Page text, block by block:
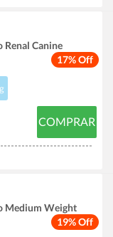
17% Off
Canine
COMPRAR
19% Off
Medium Weight